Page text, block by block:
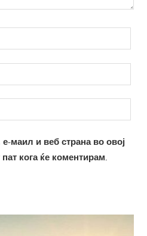
маил и веб страна во овој
кога ќе коментирам.